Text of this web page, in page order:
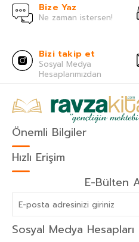
Bize Yaz
Ne zaman istersen!
Bizi takip et
Sosyal Medya
Hesaplarımızdan
Önemli Bilgiler
Hızlı Erişim
E-Bülten
Sosyal Medya Hesapları